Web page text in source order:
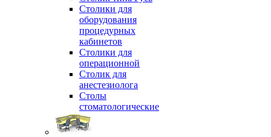
Столики для
оборудования
процедурных
кабинетов
Столики для
операционной
Столик для
анестезиолога
Столы
стоматологические